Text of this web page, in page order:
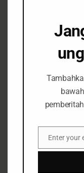
Akhmad Faisal
menertibkan
punya data soal
pembiaran, tapi
kata Akhmad Faisal,
Enter your